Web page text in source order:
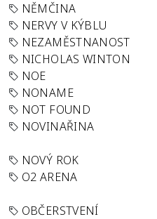
NĚMČINA
NERVY V KÝBLU
NEZAMĚSTNANOST
NICHOLAS WINTON
NOE
NONAME
NOT FOUND
NOVINAŘINA
NOVÝ ROK
O2 ARENA
OBČERSTVENÍ